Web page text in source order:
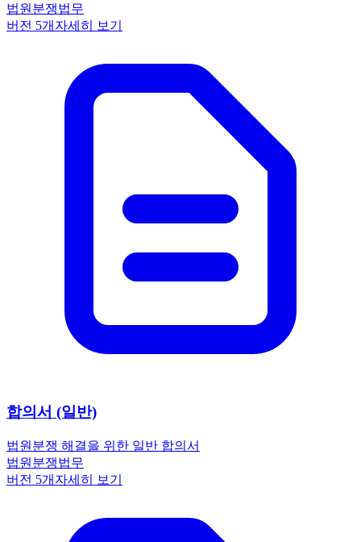
법원분쟁법무
버전 5개 자세히 보기
합의서 (일반)
법원 분쟁 해결을 위한 일반 합의서
법원 분쟁법무
버전 5개 자세히 보기